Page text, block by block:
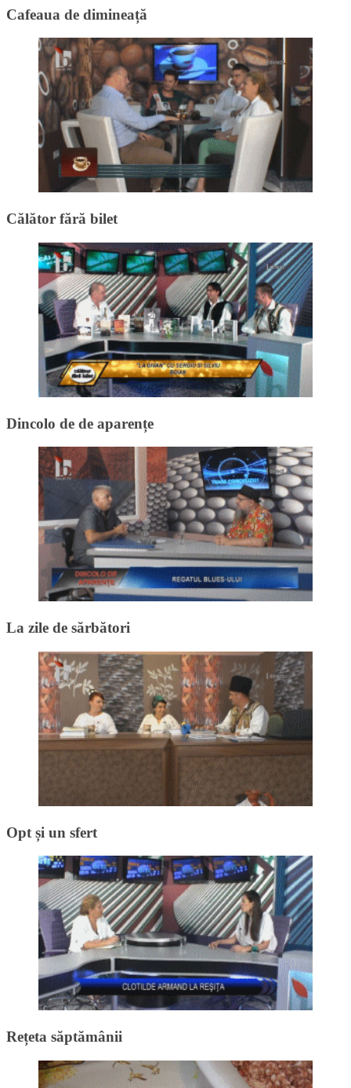
Cafeaua de dimineață
Călător fără bilet
Dincolo de de aparențe
La zile de sărbători
Opt și un sfert
Rețeta săptămânii